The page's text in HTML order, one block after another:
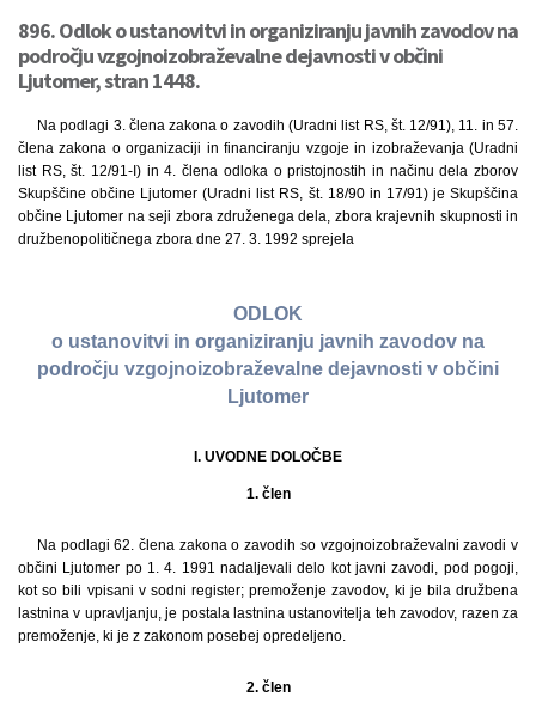
896. Odlok o ustanovitvi in organiziranju javnih zavodov na
področju vzgojnoizobraževalne dejavnosti v občini
Ljutomer, stran 1448.
Na podlagi 3. člena zakona o zavodih (Uradni list RS, št. 12/91), 11. in 57.
člena zakona o organizaciji in financiranju vzgoje in izobraževanja (Uradni
list RS, št. 12/91-I) in 4. člena odloka o pristojnostih in načinu dela zborov
Skupščine občine Ljutomer (Uradni list RS, št. 18/90 in 17/91) je Skupščina
občine Ljutomer na seji zbora združenega dela, zbora krajevnih skupnosti in
družbenopolitičnega zbora dne 27. 3. 1992 sprejela
ODLOK
o ustanovitvi in organiziranju javnih zavodov na
področju vzgojnoizobraževalne dejavnosti v občini
Ljutomer
I. UVODNE DOLOČBE
1. člen
Na podlagi 62. člena zakona o zavodih so vzgojnoizobraževalni zavodi v
občini Ljutomer po 1. 4. 1991 nadaljevali delo kot javni zavodi, pod pogoji,
kot so bili vpisani v sodni register; premoženje zavodov, ki je bila družbena
lastnina v upravljanju, je postala lastnina ustanovitelja teh zavodov, razen za
premoženje, ki je z zakonom posebej opredeljeno.
2. člen